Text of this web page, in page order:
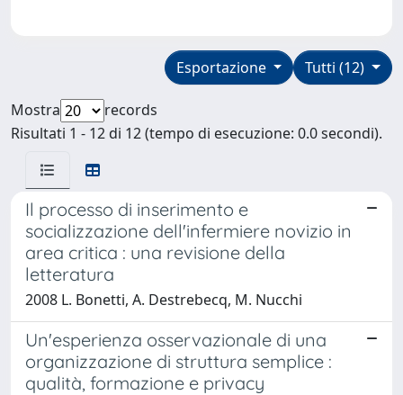
Tutti (12)
Esportazione
Mostra
records
Risultati 1 - 12 di 12 (tempo di esecuzione: 0.0 secondi).
Il processo di inserimento e
socializzazione dell'infermiere novizio in
area critica : una revisione della
letteratura
2008 L. Bonetti, A. Destrebecq, M. Nucchi
Un'esperienza osservazionale di una
organizzazione di struttura semplice :
qualità, formazione e privacy